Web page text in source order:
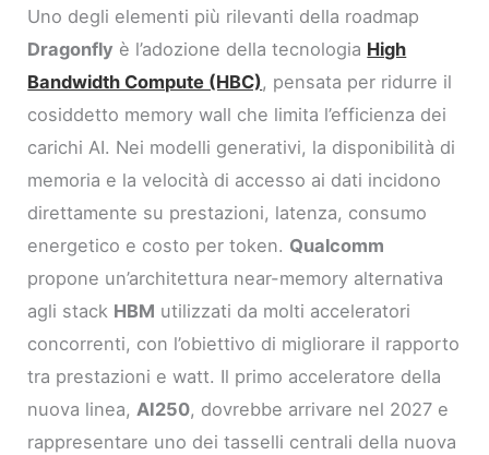
Uno degli elementi più rilevanti della roadmap
Dragonfly è l’adozione della tecnologia High
Bandwidth Compute (HBC), pensata per ridurre il
cosiddetto memory wall che limita l’efficienza dei
carichi AI. Nei modelli generativi, la disponibilità di
memoria e la velocità di accesso ai dati incidono
direttamente su prestazioni, latenza, consumo
energetico e costo per token. Qualcomm
propone un’architettura near-memory alternativa
agli stack HBM utilizzati da molti acceleratori
concorrenti, con l’obiettivo di migliorare il rapporto
tra prestazioni e watt. Il primo acceleratore della
nuova linea,AI250, dovrebbe arrivare nel 2027 e
rappresentare uno dei tasselli centrali della nuova